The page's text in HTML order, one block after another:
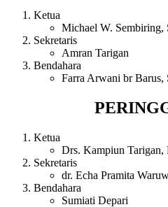
Ketua
Michael W. Sembiring,
Sekretaris
Amran Tarigan
Bendahara
Farra Arwani br Barus,
Ketua
Drs. Kampiun Tarigan,
Sekretaris
dr. Echa Pramita
Bendahara
Sumiati Depari